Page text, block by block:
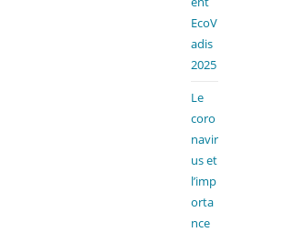
EcoV
adis
2025
Le
coro
navir
us et
l’imp
orta
nce